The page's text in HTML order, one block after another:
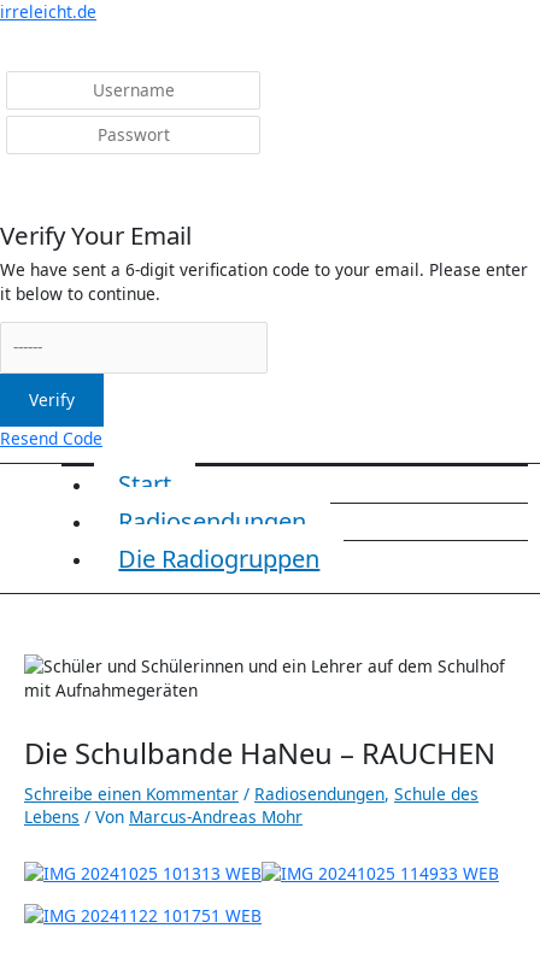
irreleicht.de
Verify Your Email
We have sent a 6-digit verification code to your email. Please enter
it below to continue.
Verify
Resend Code
Menü
Start
Radiosendungen
Die Radiogruppen
Die Schulbande HaNeu – RAUCHEN
Schreibe einen Kommentar / Radiosendungen, Schule des
Lebens / Von Marcus-Andreas Mohr